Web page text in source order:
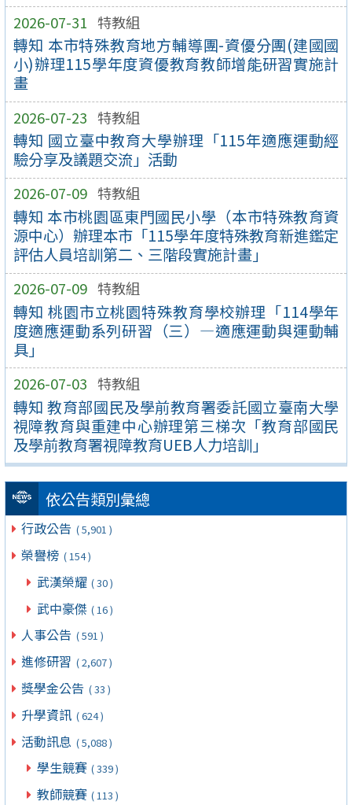
2026-07-31 特教組
轉知 本市特殊教育地方輔導團-資優分團(建國國
小)辦理115學年度資優教育教師增能研習實施計
畫
2026-07-23 特教組
轉知 國立臺中教育大學辦理「115年適應運動經
驗分享及議題交流」活動
2026-07-09 特教組
轉知 本市桃園區東門國民小學（本市特殊教育資
源中心）辦理本市「115學年度特殊教育新進鑑定
評估人員培訓第二、三階段實施計畫」
2026-07-09 特教組
轉知 桃園市立桃園特殊教育學校辦理「114學年
度適應運動系列研習（三）—適應運動與運動輔
具」
2026-07-03 特教組
轉知 教育部國民及學前教育署委託國立臺南大學
視障教育與重建中心辦理第三梯次「教育部國民
及學前教育署視障教育UEB人力培訓」
依公告類別彙總
行政公告 ( 5,901 )
榮譽榜 ( 154 )
武漢榮耀 ( 30 )
武中豪傑 ( 16 )
人事公告 ( 591 )
進修研習 ( 2,607 )
獎學金公告 ( 33 )
升學資訊 ( 624 )
活動訊息 ( 5,088 )
學生競賽 ( 339 )
教師競賽 ( 113 )